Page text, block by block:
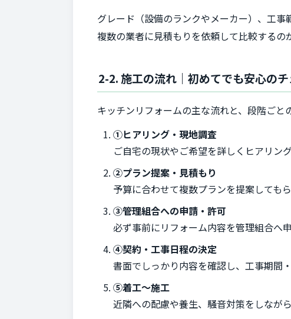
グレード（設備のランクやメーカー）、工事
複数の業者に見積もりを依頼して比較するの
2-2. 施工の流れ｜初めてでも安心の
キッチンリフォームの主な流れと、段階ごと
①ヒアリング・現地調査
ご自宅の現状やご希望を詳しくヒアリン
②プラン提案・見積もり
予算に合わせて複数プランを提案しても
③管理組合への申請・許可
必ず事前にリフォーム内容を管理組合へ
④契約・工事日程の決定
書面でしっかり内容を確認し、工事期間
⑤着工～施工
近隣への配慮や養生、騒音対策をしながら